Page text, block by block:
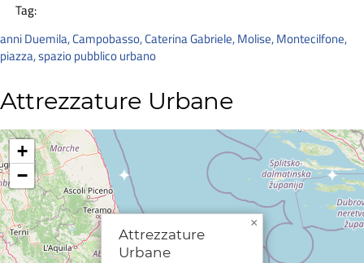
Tag:
anni Duemila,Campobasso,Caterina Gabriele,Molise,Montecilfone,
piazza,spazio pubblico urbano
Attrezzature Urbane
Attrezzature
Urbane
×
+
−